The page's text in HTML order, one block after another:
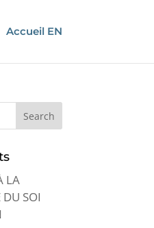
Accueil EN
LA
DU SOI